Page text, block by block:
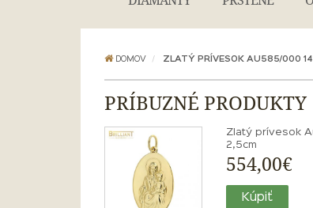
DOMOV ZLATÝ PRÍVESOK AU585/000
PRÍBUZNÉ PRODUKTY
Zlatý prívesok
2,5cm
554,00€
Kúpiť